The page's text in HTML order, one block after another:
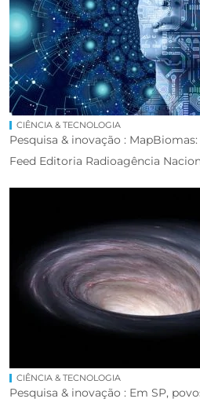
CIÊNCIA & TECNOLOGIA
Pesquisa & inovação :
Feed Editoria Radioagência
CIÊNCIA & TECNOLOGIA
Pesquisa & inovação : Em SP,